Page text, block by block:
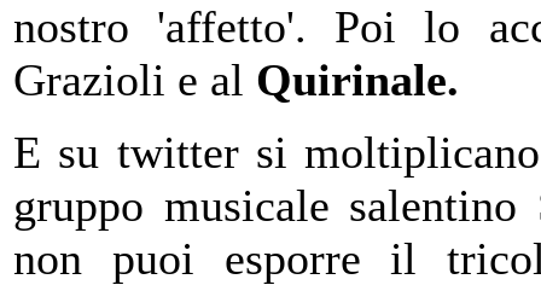
nostro 'affetto'. Poi lo
Grazioli e al Quirinale.
E su twitter si
gruppo musicale
non puoi esporre il